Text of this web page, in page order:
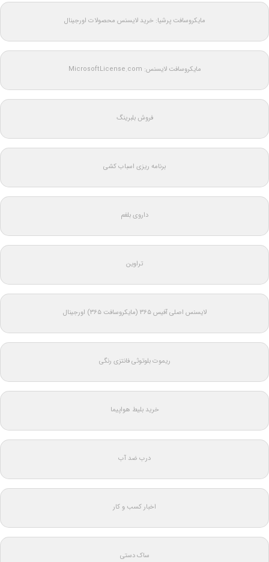
مایکروسافت پرشیا: خرید لایسنس محصولات اورجینال
مایکروسافت لایسنس: MicrosoftLicense.com
فروش بلبرینگ
برنامه ریزی اسباب کشی
داروی بلغم
تراوین
لایسنس اصلی آفیس ۳۶۵ (مایکروسافت ۳۶۵) اورجینال
ریموت بلوتوثی فانتزی رنگی
خرید بلیط هواپیما
درب ضد آب
اخبار کسب و کار
ساک دستی